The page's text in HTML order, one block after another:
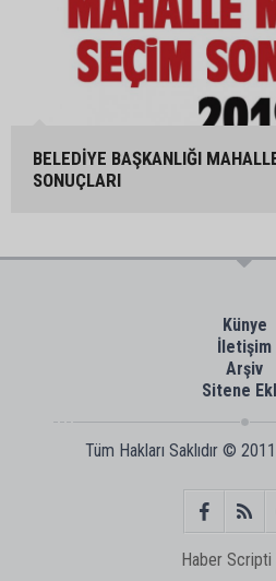
BELEDİYE BAŞKANLIĞI
SONUÇLARI
Künye
İletişim
Arşiv
Sitene
Tüm Hakları Saklıdır © 2011
Haber Scripti